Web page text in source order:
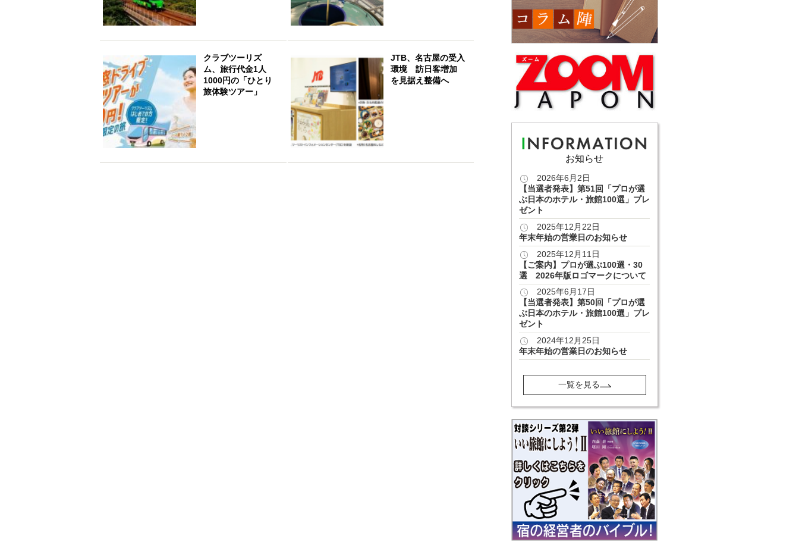
クラブツーリズ
ム、旅行代金1人
1000円の「ひとり
旅体験ツアー」
JTB、名古屋の受入
環境 訪日客増加
を見据え整備へ
お知らせ
2026年6月2日
【当選者発表】第51回「プロが選
ぶ日本のホテル・旅館100選」プレ
ゼント
2025年12月22日
年末年始の営業日のお知らせ
2025年12月11日
【ご案内】プロが選ぶ100選・30
選 2026年版ロゴマークについて
2025年6月17日
【当選者発表】第50回「プロが選
ぶ日本のホテル・旅館100選」プレ
ゼント
2024年12月25日
年末年始の営業日のお知らせ
一覧を見る